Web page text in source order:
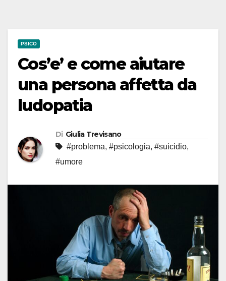
PSICO
Cos’e’ e come aiutare
una persona affetta da
ludopatia
Di Giulia Trevisano
#problema, #psicologia, #suicidio,
#umore